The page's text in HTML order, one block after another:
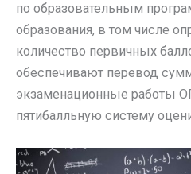
по образовательным
образования, в том числе
количество первичных
обеспечивают перевод
экзаменационные работы
пятибалльную систему